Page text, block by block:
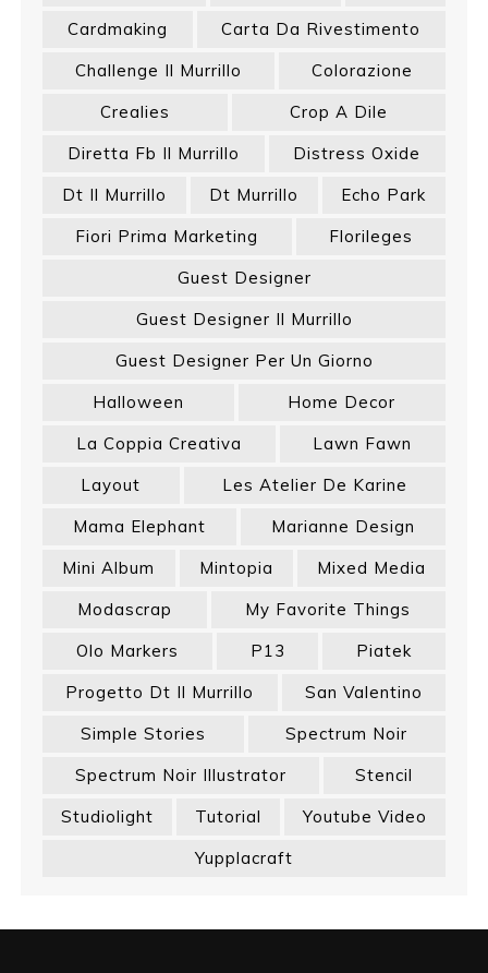
Cardmaking
Carta Da Rivestimento
Challenge Il Murrillo
Colorazione
Crealies
Crop A Dile
Diretta Fb Il Murrillo
Distress Oxide
Dt Il Murrillo
Dt Murrillo
Echo Park
Fiori Prima Marketing
Florileges
Guest Designer
Guest Designer Il Murrillo
Guest Designer Per Un Giorno
Halloween
Home Decor
La Coppia Creativa
Lawn Fawn
Layout
Les Atelier De Karine
Mama Elephant
Marianne Design
Mini Album
Mintopia
Mixed Media
Modascrap
My Favorite Things
Olo Markers
P13
Piatek
Progetto Dt Il Murrillo
San Valentino
Simple Stories
Spectrum Noir
Spectrum Noir Illustrator
Stencil
Studiolight
Tutorial
Youtube Video
Yupplacraft